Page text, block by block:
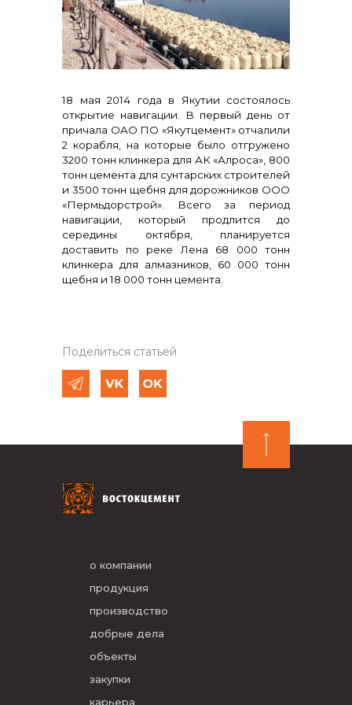
+7 (423) 234 50 50
info@vostokcement.ru
18 мая 2014 года в Якутии состоялось
открытие навигации. В первый день от
причала ОАО ПО «Якутцемент» отчалили
2 корабля, на которые было отгружено
3200 тонн клинкера для АК «Алроса», 800
тонн цемента для сунтарских строителей
и 3500 тонн щебня для дорожников ООО
«Пермьдорстрой». Всего за период
навигации, который продлится до
середины октября, планируется
доставить по реке Лена 68 000 тонн
клинкера для алмазников, 60 000 тонн
щебня и 18 000 тонн цемента.
Поделиться статьей
о компании
продукция
производство
добрые дела
объекты
закупки
карьера